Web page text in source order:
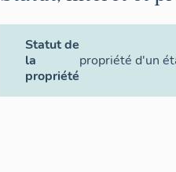
Statut de
la
propriété
propriété d'un